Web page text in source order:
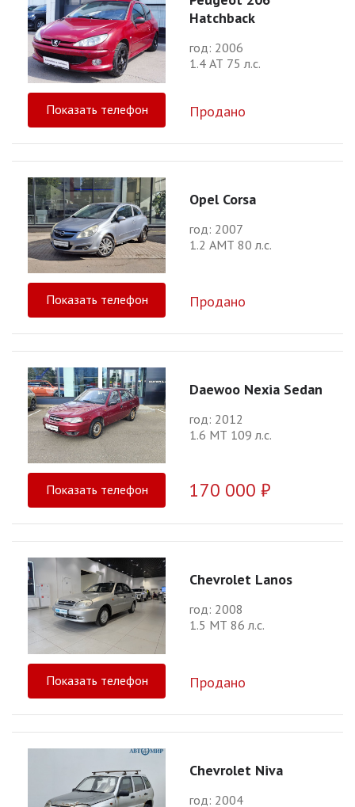
Hatchback
год: 2006
1.4 АТ 75 л.с.
Показать телефон Продано
Opel Corsa
год: 2007
1.2 АМТ 80 л.с.
Показать телефон Продано
Daewoo Nexia Sedan
год: 2012
1.6 МТ 109 л.с.
Показать телефон 170 000 ₽
Chevrolet Lanos
год: 2008
1.5 МТ 86 л.с.
Показать телефон Продано
Chevrolet Niva
год: 2004